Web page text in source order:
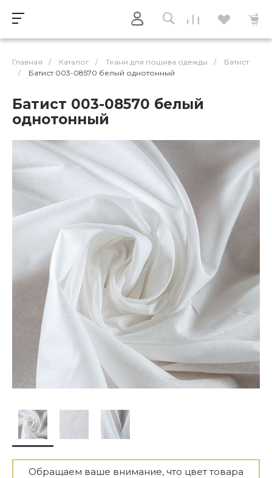
Главная / Каталог / Ткани для пошива одежды /
Батист
/
Батист 003-08570 белый однотонный
Батист 003-08570 белый
однотонный
Обращаем ваше внимание, что цвет товара